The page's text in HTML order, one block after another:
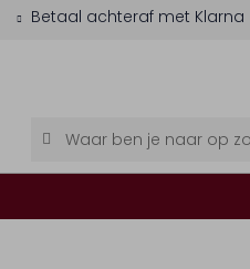
Betaal achteraf met Klarna